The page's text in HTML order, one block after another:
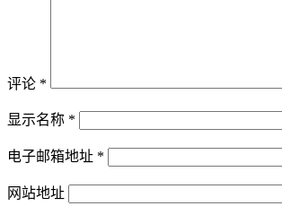
评论 *
显示名称 *
电子邮箱地址 *
网站地址